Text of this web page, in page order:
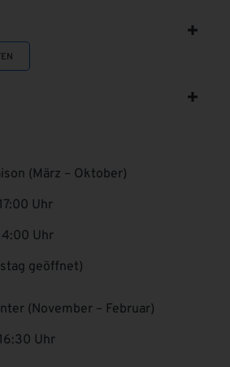
(März – Oktober)
Uhr
Uhr
geöffnet)
(November – Februar)
Uhr